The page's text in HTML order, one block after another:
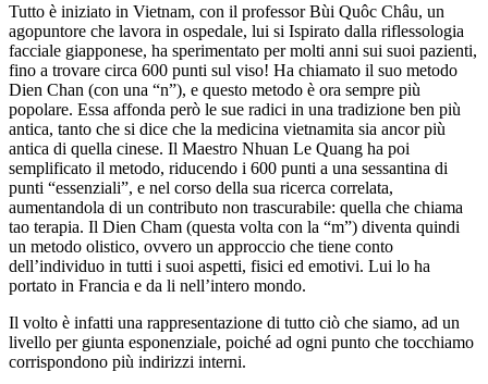
Tutto è iniziato in Vietnam, con il professor Bùi Quôc Châu, un
agopuntore che lavora in ospedale, lui si Ispirato dalla riflessologia
facciale giapponese, ha sperimentato per molti anni sui suoi pazienti,
fino a trovare circa 600 punti sul viso! Ha chiamato il suo metodo
Dien Chan (con una “n”), e questo metodo è ora sempre più
popolare. Essa affonda però le sue radici in una tradizione ben più
antica, tanto che si dice che la medicina vietnamita sia ancor più
antica di quella cinese. Il Maestro Nhuan Le Quang ha poi
semplificato il metodo, riducendo i 600 punti a una sessantina di
punti “essenziali”, e nel corso della sua ricerca correlata,
aumentandola di un contributo non trascurabile: quella che chiama
tao terapia. Il Dien Cham (questa volta con la “m”) diventa quindi
un metodo olistico, ovvero un approccio che tiene conto
dell’individuo in tutti i suoi aspetti, fisici ed emotivi. Lui lo ha
portato in Francia e da li nell’intero mondo.
Il volto è infatti una rappresentazione di tutto ciò che siamo, ad un
livello per giunta esponenziale, poiché ad ogni punto che tocchiamo
corrispondono più indirizzi interni.